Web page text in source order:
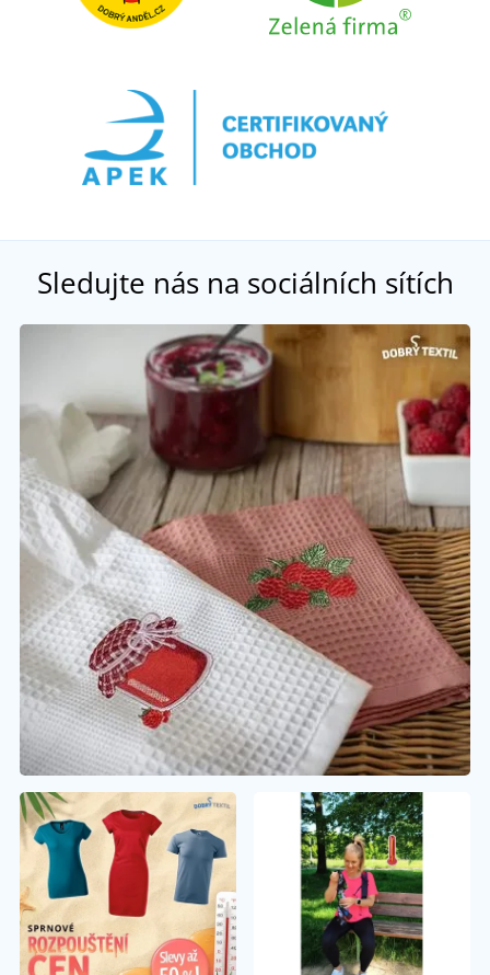
Sledujte nás na sociálních sítích